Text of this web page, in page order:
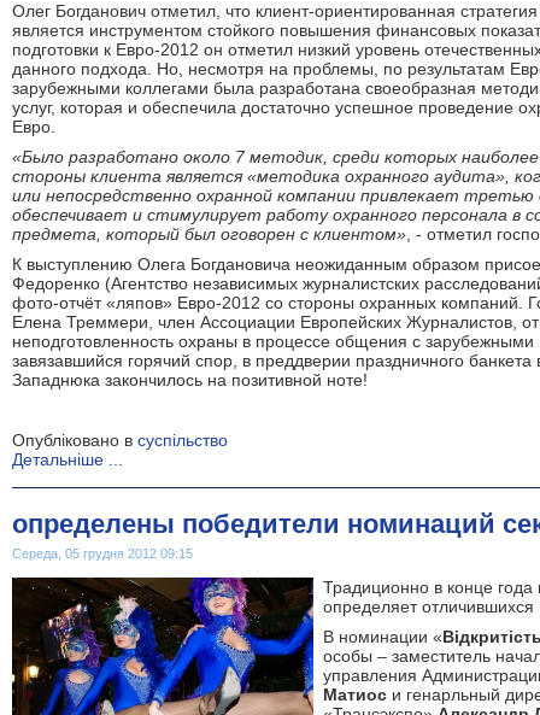
Олег Богданович отметил, что клиент-ориентированная
является инструментом стойкого повышения финансовых
подготовки к Евро-2012 он отметил низкий уровень
данного подхода. Но, несмотря на проблемы, по результатам
зарубежными коллегами была разработана своеобразная
услуг, которая и обеспечила достаточно успешное проведение
Евро.
«Было разработано около 7 методик, среди которых
стороны клиента является «методика охранного аудита»,
или непосредственно охранной компании привлекает
обеспечивает и стимулирует работу охранного персонала в
предмета, который был оговорен с клиентом» , - отметил
К выступлению Олега Богдановича неожиданным образом
Федоренко (Агентство независимых журналистских
фото-отчёт «ляпов» Евро-2012 со стороны охранных компаний.
Елена Треммери, член Ассоциации Европейских Журналистов,
неподготовленность охраны в процессе общения с
завязавшийся горячий спор, в преддверии праздничного банкета
Западнюка закончилось на позитивной ноте!
Опубліковано в суспільство
Детальніше ...
определены победители номинаций
Середа, 05 грудня 2012 09:15
Традиционно в конце
определяет
В номинации «
особы – заместитель
управления
Матиос и генарльный